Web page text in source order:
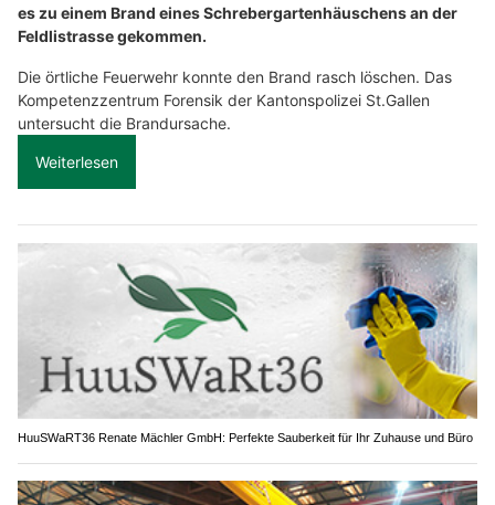
es zu einem Brand eines Schrebergartenhäuschens an der
Feldlistrasse gekommen.
Die örtliche Feuerwehr konnte den Brand rasch löschen. Das
Kompetenzzentrum Forensik der Kantonspolizei St.Gallen
untersucht die Brandursache.
Weiterlesen
HuuSWaRT36 Renate Mächler GmbH: Perfekte Sauberkeit für Ihr Zuhause und Büro